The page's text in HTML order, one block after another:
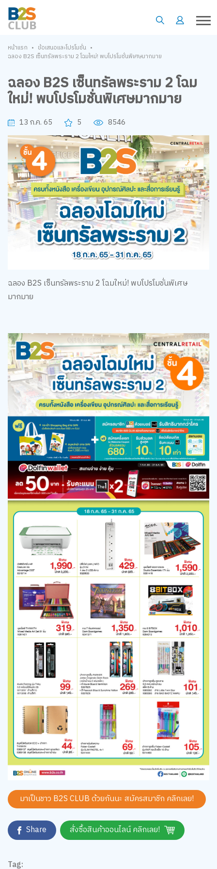
หน้าแรก • ข้อเสนอและโปรโมชั่น •
ฉลอง B2S เซ็นทรัลพระราม 2 โฉมใหม่! พบโปรโมชั่นพิเศษมากมาย
ฉลอง B2S เซ็นทรัลพระราม 2 โฉม
ใหม่! พบโปรโมชั่นพิเศษมากมาย
13 ก.ค. 65 5 8546
ฉลอง B2S เซ็นทรัลพระราม 2 โฉมใหม่! พบโปรโมชั่นพิเศษ
มากมาย
มาเป็นชาว B2S CLUB ด้วยกันนะ สมัครสมาชิก คลิกเลย!
Share สั่งซื้อสินค้าออนไลน์ คลิกเลย!
Tag: